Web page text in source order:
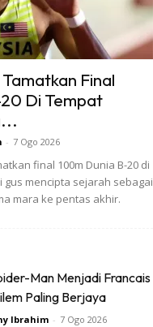
Final
Di Tempat
- 7 Ogo 2026
final 100m Dunia B-20 di
mencipta sejarah sebagai
mara ke pentas akhir.
Man Menjadi Francais
Paling Berjaya
Ibrahim - 7 Ogo 2026